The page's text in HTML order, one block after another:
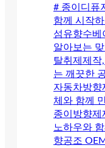
# 종이디퓨
함께 시작
섬유향수베
알아보는
탈취제제작
는 깨끗한
자동차방향
체와 함께
종이방향제
노하우와
향공조